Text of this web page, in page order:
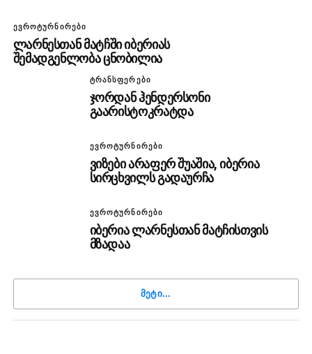
ᲔᲕᲠᲝᲢᲣᲠᲜᲘᲠᲔᲑᲘ
ლარნესთან მატჩში იბერიას
შემადგენლობა ცნობილია
ᲢᲠᲐᲜᲡᲤᲔᲠᲔᲑᲘ
ჯორდან ჰენდერსონი
გაარისტოკრატდა
ᲔᲕᲠᲝᲢᲣᲠᲜᲘᲠᲔᲑᲘ
ვიზები არაფერ შუაშია, იბერია
სირცხვილს გადაურჩა
ᲔᲕᲠᲝᲢᲣᲠᲜᲘᲠᲔᲑᲘ
იბერია ლარნესთან მატჩისთვის
მზადაა
ᲛᲔᲢᲘ...